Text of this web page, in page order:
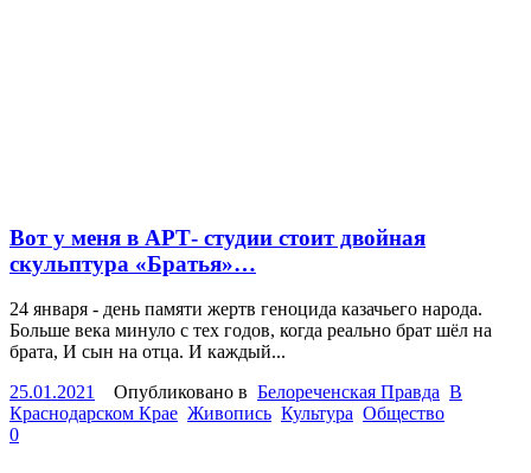
Вот у меня в АРТ- студии стоит двойная
скульптура «Братья»…
24 января - день памяти жертв геноцида казачьего народа.
Больше века минуло с тех годов, когда реально брат шёл на
брата, И сын на отца. И каждый...
25.01.2021
Опубликовано в Белореченская Правда В
Краснодарском Крае Живопись Культура Общество
0